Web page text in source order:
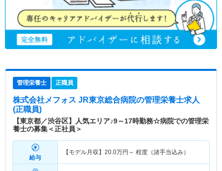
管理栄養士 正職員
株式会社メフォス JR東京総合病院の管理栄養士求人
(正職員)
【東京都／渋谷区】人気エリア♪9～17時勤務☆病院での管理栄
養士の募集＜正社員＞
給与
【モデル月収】 20.0万円～ 程度（諸手当込み）